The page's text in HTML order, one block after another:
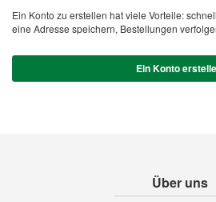
Ein Konto zu erstellen hat viele Vorteile:
eine Adresse speichern, Bestellungen
Ein Konto
Über uns